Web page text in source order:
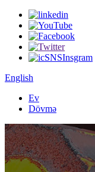
English
Ev
Dövmə